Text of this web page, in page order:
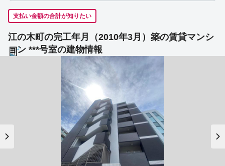
支払い金額の合計が知りたい
江の木町の完工年月（2010年3月）築の賃貸マンシ
ョン ***号室の建物情報